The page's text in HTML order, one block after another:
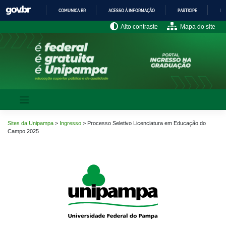
para
o
conteúdo
IR
PARA
COMUNICA BR ACESSO À INFORMAÇÃO PARTICIPE
Alto contraste Mapa do site
Sites da Unipampa > Ingresso > Processo Seletivo Licenciatura em Educação do
Campo 2025